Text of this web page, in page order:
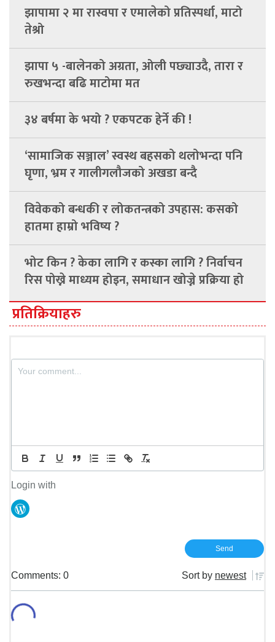
झापामा २ मा रास्वपा र एमालेको प्रतिस्पर्धा, माटो
तेश्रो
झापा ५ -बालेनको अग्रता, ओली पछ्याउदै, तारा र
रुखभन्दा बढि माटोमा मत
३४ बर्षमा के भयो ? एकपटक हेर्ने की !
‘सामाजिक सञ्जाल’ स्वस्थ बहसको थलोभन्दा पनि
घृणा, भ्रम र गालीगलौजको अखडा बन्दै
विवेकको बन्धकी र लोकतन्त्रको उपहास: कसको
हातमा हाम्रो भविष्य ?
भोट किन ? केका लागि र कस्का लागि ? निर्वाचन
रिस पोख्ने माध्यम होइन, समाधान खोज्ने प्रक्रिया हो
प्रतिक्रियाहरु
Login with
Comments: 0 Sort by newest